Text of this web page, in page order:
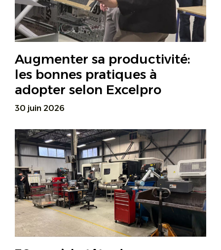
Augmenter sa productivité:
les bonnes pratiques à
adopter selon Excelpro
30 juin 2026